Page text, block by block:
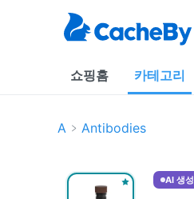
쇼핑홈 카테고리
A Antibodies
AI 생성